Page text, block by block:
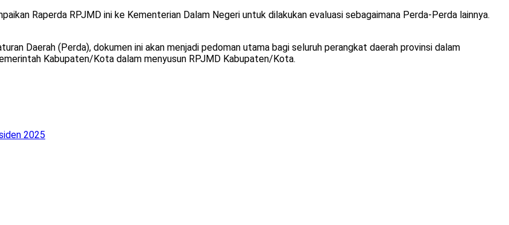
Raperda RPJMD ini ke Kementerian Dalam Negeri untuk dilakukan evaluasi sebagaimana Perda-Perda lainnya.
Daerah (Perda), dokumen ini akan menjadi pedoman utama bagi seluruh perangkat daerah provinsi dalam
Kabupaten/Kota dalam menyusun RPJMD Kabupaten/Kota.
2025